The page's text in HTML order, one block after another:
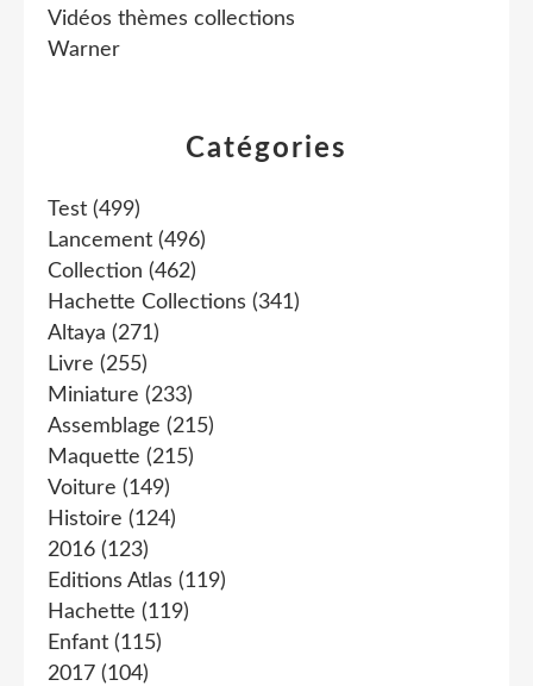
Catégories
Test (499)
Lancement (496)
Collection (462)
Hachette Collections (341)
Altaya (271)
Livre (255)
Miniature (233)
Assemblage (215)
Maquette (215)
Voiture (149)
Histoire (124)
2016 (123)
Editions Atlas (119)
Hachette (119)
Enfant (115)
2017 (104)
Vidéos thèmes collections
Warner